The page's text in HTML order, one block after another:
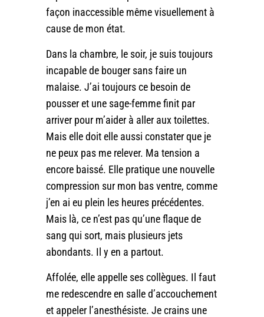
façon inaccessible même visuellement à
cause de mon état.
Dans la chambre, le soir, je suis toujours
incapable de bouger sans faire un
malaise. J’ai toujours ce besoin de
pousser et une sage-femme finit par
arriver pour m’aider à aller aux toilettes.
Mais elle doit elle aussi constater que je
ne peux pas me relever. Ma tension a
encore baissé. Elle pratique une nouvelle
compression sur mon bas ventre, comme
j’en ai eu plein les heures précédentes.
Mais là, ce n’est pas qu’une flaque de
sang qui sort, mais plusieurs jets
abondants. Il y en a partout.
Affolée, elle appelle ses collègues. Il faut
me redescendre en salle d’accouchement
et appeler l’anesthésiste. Je crains une